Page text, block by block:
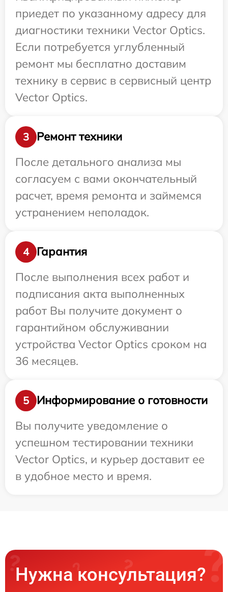
приедет по указанному адресу для
диагностики техники Vector Optics.
Если потребуется углубленный
ремонт мы бесплатно доставим
технику в сервис в сервисный центр
Vector Optics.
3
Ремонт техники
После детального анализа мы
согласуем с вами окончательный
расчет, время ремонта и займемся
устранением неполадок.
4
Гарантия
После выполнения всех работ и
подписания акта выполненных
работ Вы получите документ о
гарантийном обслуживании
устройства Vector Optics сроком на
36 месяцев.
5
Информирование о готовности
Вы получите уведомление о
успешном тестировании техники
Vector Optics, и курьер доставит ее
в удобное место и время.
Нужна консультация?